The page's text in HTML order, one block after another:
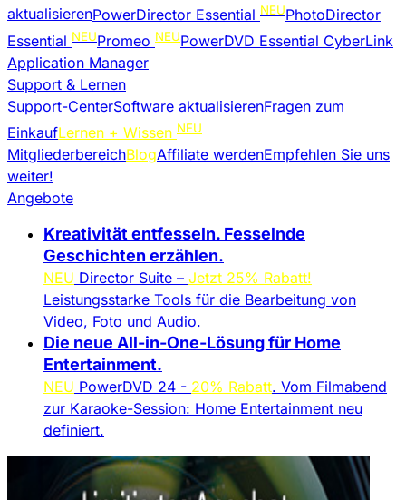
aktualisierenPowerDirector Essential NEUPhotoDirector
Essential NEUPromeo NEUPowerDVD Essential CyberLink
Application Manager
Support & Lernen
Support-CenterSoftware aktualisierenFragen zum
EinkaufLernen + Wissen NEU
MitgliederbereichBlogAffiliate werdenEmpfehlen Sie uns
weiter!
Angebote
Kreativität entfesseln. Fesselnde
Geschichten erzählen.
NEU Director Suite – Jetzt 25% Rabatt!
Leistungsstarke Tools für die Bearbeitung von
Video, Foto und Audio.
Die neue All-in-One-Lösung für Home
Entertainment.​
NEU PowerDVD 24 - 20% Rabatt. Vom Filmabend
zur Karaoke-Session: Home Entertainment neu
definiert.